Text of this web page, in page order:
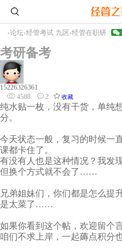
›论坛›经管考试 九区 ›经管在职研
考研备考
15226326361
4588
2 收藏
纯水贴一枚，没有干货，单纯
分。
今天状态一般，复习的时候一
课都卡住了。
有没有人也是这种情况？我发
但换个方式就不会了……
兄弟姐妹们，你们都是怎么提
是太菜了……
如果你看到这个帖，欢迎留个言
咱们不求上岸，一起薅点积分